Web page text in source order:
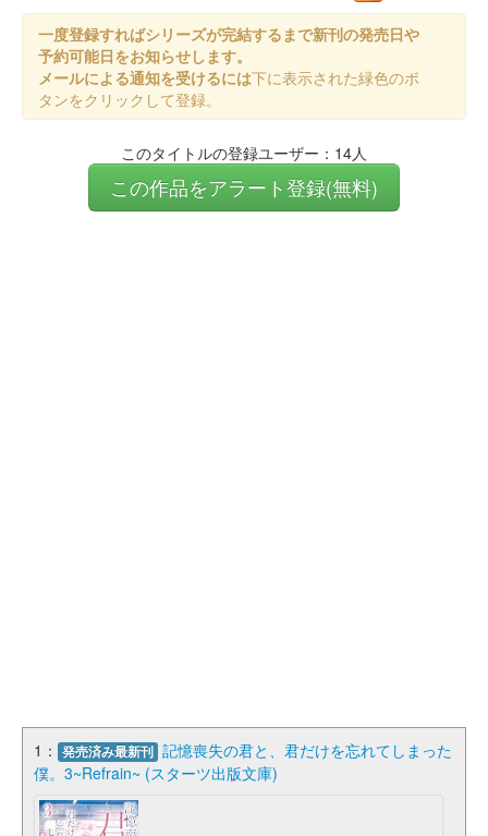
一度登録すればシリーズが完結するまで新刊の発売日や
予約可能日をお知らせします。
メールによる通知を受けるには下に表示された緑色のボ
タンをクリックして登録。
このタイトルの登録ユーザー：14人
この作品をアラート登録(無料)
1： 発売済み最新刊 記憶喪失の君と、君だけを忘れてしまった
僕。3~Refrain~ (スターツ出版文庫)